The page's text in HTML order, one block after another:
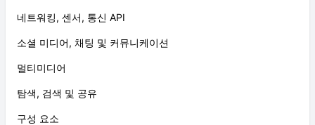
네트워킹, 센서, 통신 API
소셜 미디어, 채팅 및 커뮤니케이션
멀티미디어
탐색, 검색 및 공유
구성 요소